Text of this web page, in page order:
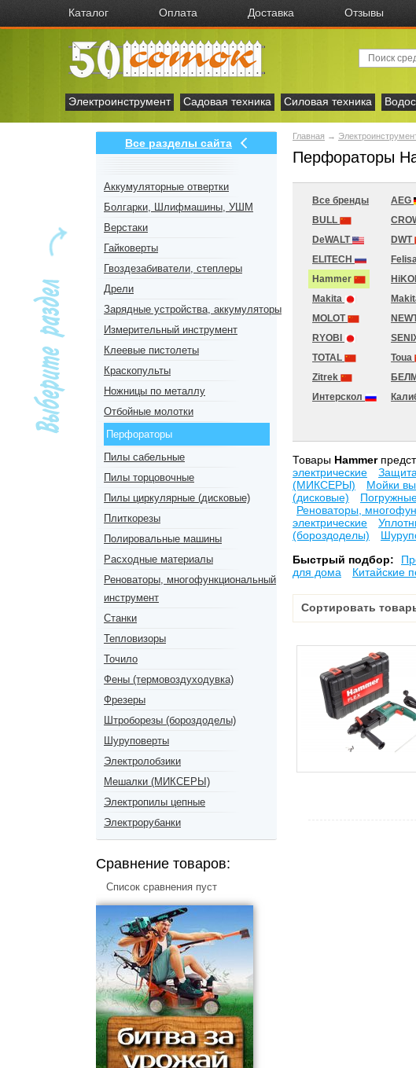
Каталог Оплата Доставка Отзывы
Электроинструмент
Садовая техника Силовая техника
Все разделы сайта
Аккумуляторные отвертки
Болгарки, Шлифмашины, УШМ
Верстаки
Гайковерты
Гвоздезабиватели, степлеры
Дрели
Зарядные устройства, аккумуляторы
Измерительный инструмент
Клеевые пистолеты
Краскопульты
Ножницы по металлу
Отбойные молотки
Перфораторы
Пилы сабельные
Пилы торцовочные
Пилы циркулярные (дисковые)
Плиткорезы
Полировальные машины
Расходные материалы
Реноваторы, многофункциональный
инструмент
Станки
Тепловизоры
Точило
Фены (термовоздуходувка)
Фрезеры
Штроборезы (бороздоделы)
Шуруповерты
Электролобзики
Мешалки (МИКСЕРЫ)
Электропилы цепные
Электрорубанки
Сравнение товаров:
Список сравнения пуст
Главная →
Перфораторы
Все бренды AEG
BULL
DeWALT
DWT
ELITECH
Hammer
Makita
MOLOT
RYOBI
TOTAL
Toua
Zitrek
Интерскол
Товары Hammer
электрические
(МИКСЕРЫ)
Мойки
(дисковые)
Реноваторы,
электрические
(бороздоделы)
Быстрый подбор:
для дома
Китайские
Сортировать